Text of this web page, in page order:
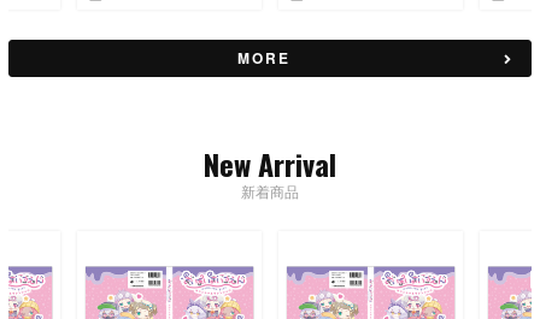
MORE
New Arrival
新着商品